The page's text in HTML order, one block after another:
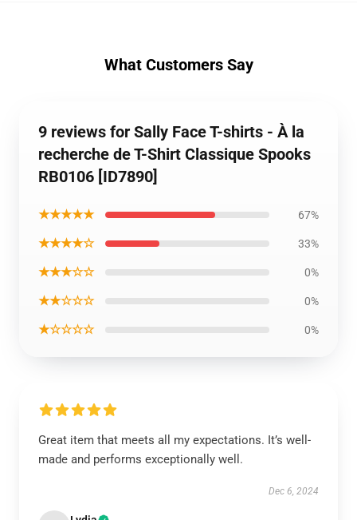
What Customers Say
9 reviews for Sally Face T-shirts - À la
recherche de T-Shirt Classique Spooks
RB0106 [ID7890]
★★★★★ 67%
★★★★☆ 33%
★★★☆☆ 0%
★★☆☆☆ 0%
★☆☆☆☆ 0%
Great item that meets all my expectations. It’s well-
made and performs exceptionally well.
Dec 6, 2024